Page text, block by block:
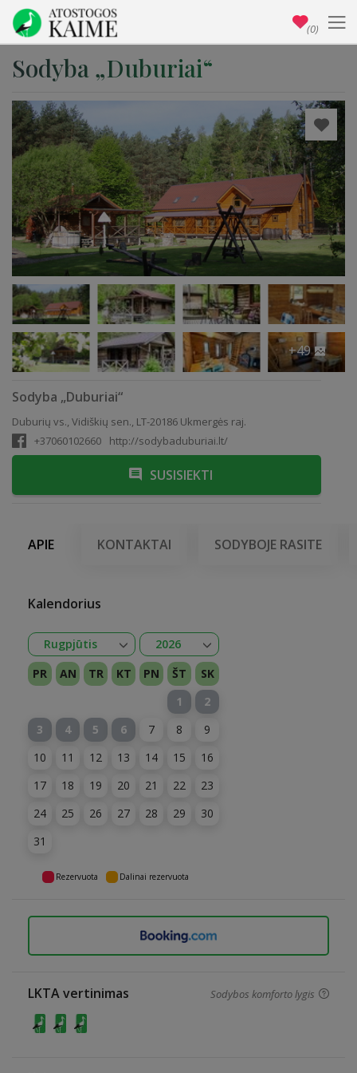
Sodyba „Duburiai“
+49
Sodyba „Duburiai“
Duburių vs., Vidiškių sen., LT-20186 Ukmergės raj.
+37060102660
http://sodybaduburiai.lt/
SUSISIEKTI
APIE KONTAKTAI SODYBOJE RASITE
Kalendorius
Rugpjūtis
Sausis
Vasaris
Kovas
Balandis
Gegužė
Birželis
Liepa
Rugpjūtis
Rugsėjis
Spalis
Lapkritis
Gruodis
Atidaryti
2026
2026
2027
Atidaryti
PR AN TR KT PN ŠT
SK
1
2
3
4 5 6 7 8
9
10
11 12 13 14 15
16
17
18 19 20 21 22
23
24
25 26 27 28 29
30
31
Rezervuota Dalinai rezervuota
LKTA vertinimas Sodybos komforto lygis
(0)